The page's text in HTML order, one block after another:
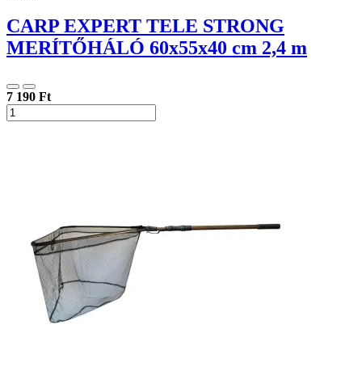
CARP EXPERT TELE STRONG
MERÍTŐHÁLÓ 60x55x40 cm 2,4 m
7 190 Ft